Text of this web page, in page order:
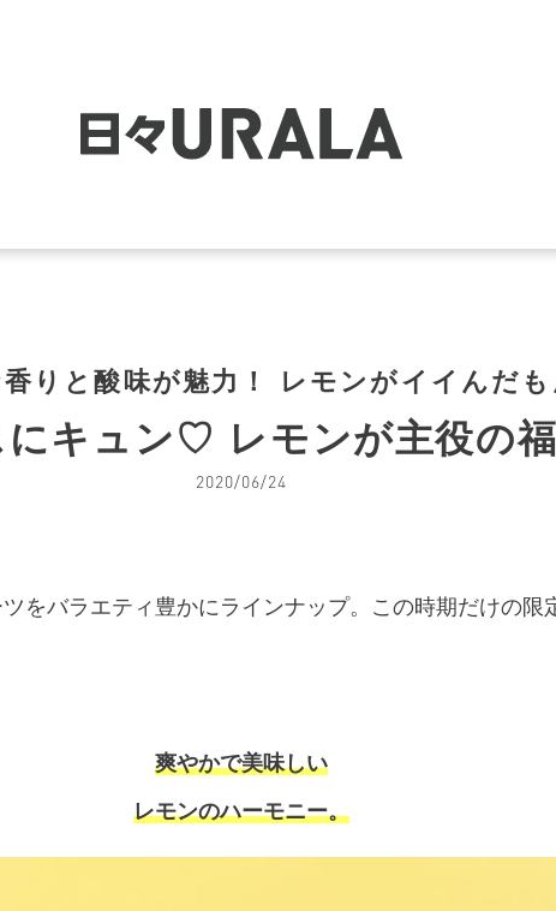
香りと酸味が魅力！ レモンがイイんだも
キュン♡ レモンが主役の
2020/06/24
をバラエティ豊かにラインナップ。この時期だけの限
爽やかで美味しい
レモンのハーモニー。